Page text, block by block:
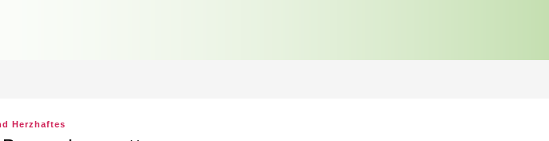
Herzhaftes